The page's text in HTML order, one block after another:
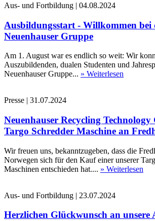
Aus- und Fortbildung | 04.08.2024
Ausbildungsstart - Willkommen bei
Neuenhauser Gruppe
Am 1. August war es endlich so weit: Wir
Auszubildenden, dualen Studenten und
Neuenhauser Gruppe... » Weiterlesen
Presse | 31.07.2024
Neuenhauser Recycling
Targo Schredder Maschine an
Wir freuen uns, bekanntzugeben, dass die
Norwegen sich für den Kauf einer unserer
Maschinen entschieden hat.... » Weiterlesen
Aus- und Fortbildung | 23.07.2024
Herzlichen Glückwunsch an unsere